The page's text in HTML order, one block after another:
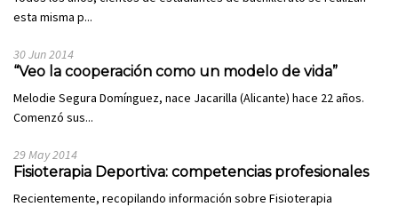
esta misma p...
30 Jun 2014
“Veo la cooperación como un modelo de vida”
Melodie Segura Domínguez, nace Jacarilla (Alicante) hace 22 años.
Comenzó sus...
29 May 2014
Fisioterapia Deportiva: competencias profesionales
Recientemente, recopilando información sobre Fisioterapia